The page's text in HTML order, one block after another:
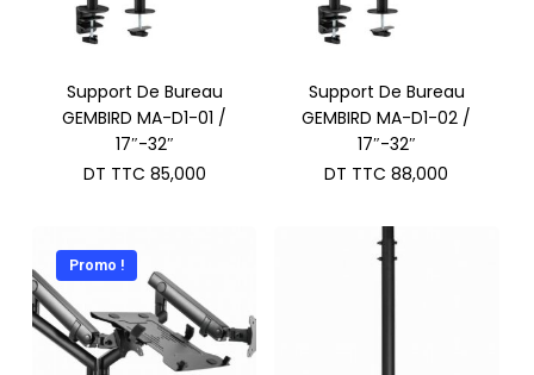
Support De Bureau
GEMBIRD MA-D1-01 /
17″-32″
DT TTC 85,000
Support De Bureau
GEMBIRD MA-D1-02 /
17″-32″
DT TTC 88,000
Promo !